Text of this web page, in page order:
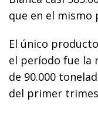
que en el mismo
El único
el período fue la
de 90.000
del primer